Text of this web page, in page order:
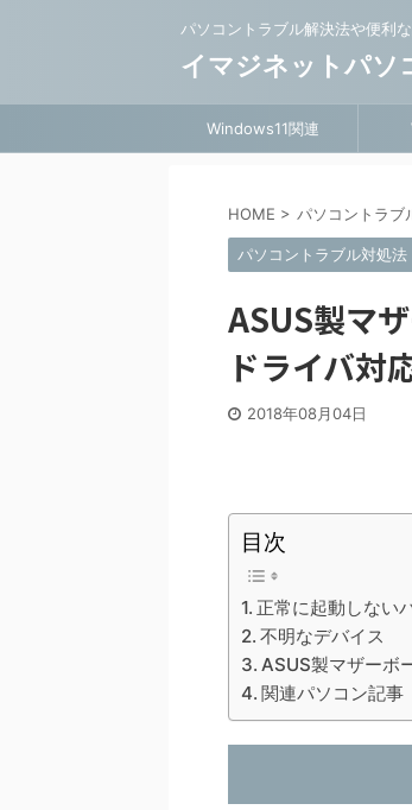
パソコントラブル解決法や便利
イマジネットパソ
Windows11関連
HOME > パソコントラブ
パソコントラブル対処法
ASUS製マ
ドライバ対
2018年08月04日
目次
正常に起動しない
不明なデバイス
ASUS製マザーボ
関連パソコン記事